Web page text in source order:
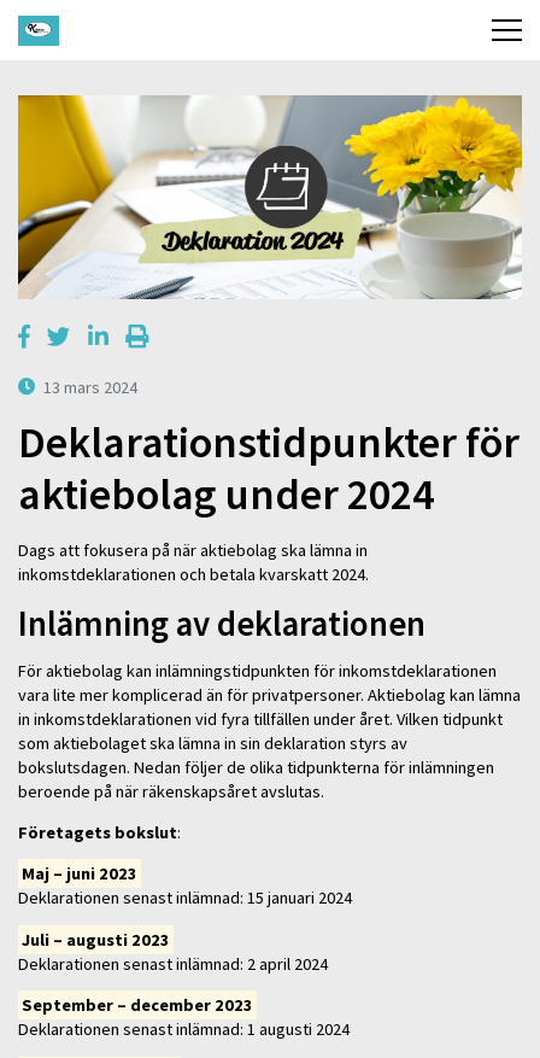
13 mars 2024
Deklarationstidpunkter för
aktiebolag under 2024
Dags att fokusera på när aktiebolag ska lämna in
inkomstdeklarationen och betala kvarskatt 2024.
Inlämning av deklarationen
För aktiebolag kan inlämningstidpunkten för inkomstdeklarationen
vara lite mer komplicerad än för privatpersoner. Aktiebolag kan lämna
in inkomstdeklarationen vid fyra tillfällen under året. Vilken tidpunkt
som aktiebolaget ska lämna in sin deklaration styrs av
bokslutsdagen. Nedan följer de olika tidpunkterna för inlämningen
beroende på när räkenskapsåret avslutas.
Företagets bokslut:
Maj – juni 2023
Deklarationen senast inlämnad: 15 januari 2024
Juli – augusti 2023
Deklarationen senast inlämnad: 2 april 2024
September – december 2023
Deklarationen senast inlämnad: 1 augusti 2024